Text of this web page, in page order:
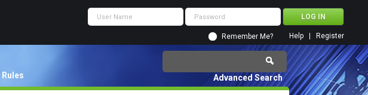
Remember Me? Register
Help
Rules Advanced Search